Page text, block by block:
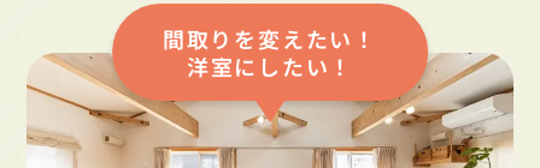
間取りを変えたい！
洋室にしたい！